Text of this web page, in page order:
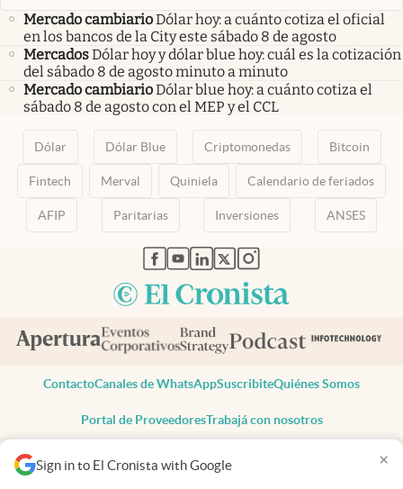
Sign in to El Cronista with Google ×
Mercado cambiarioDólar hoy: a cuánto cotiza el oficial
en los bancos de la City este sábado 8 de agosto
MercadosDólar hoy y dólar blue hoy: cuál es la cotización
del sábado 8 de agosto minuto a minuto
Mercado cambiarioDólar blue hoy: a cuánto cotiza el
sábado 8 de agosto con el MEP y el CCL
Dólar Dólar Blue Criptomonedas Bitcoin
Fintech Merval Quiniela Calendario de feriados
AFIP Paritarias Inversiones ANSES
abre en nueva pestaña
abre en nueva pestaña
abre en nueva pestaña
abre en nueva pestaña
abre en nueva pestaña
ContactoCanales de WhatsAppSuscribiteQuiénes Somos
Portal de ProveedoresTrabajá con nosotros
Todos los derechos reservados